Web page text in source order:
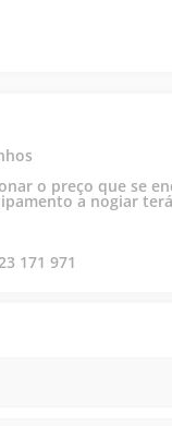
o preço que se
a nogiar
171 971